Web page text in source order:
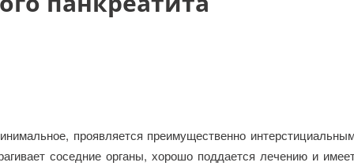
проявляется преимущественно
соседние органы, хорошо поддается лечению и